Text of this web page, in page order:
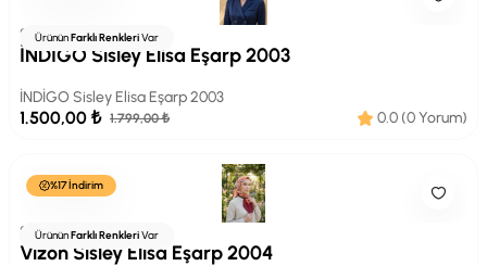
ÜrününFarklı RenkleriVar
SİSLEY
İNDİGO Sisley Elisa Eşarp 2003
İNDİGO Sisley Elisa Eşarp 2003
1.500,00 ₺ 1.799,00 ₺ 0.0 (0 Yorum)
%17 İndirim
ÜrününFarklı RenkleriVar
SİSLEY
Vizon Sisley Elisa Eşarp 2004